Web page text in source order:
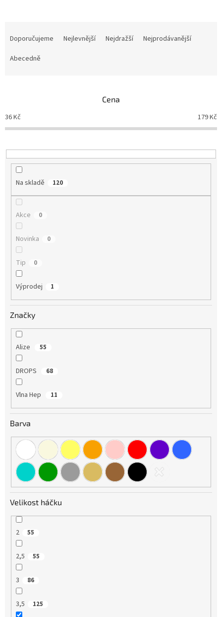
o
d
k
t
Doporučujeme Nejlevnější Nejdražší
Nejprodávanější
Abecedně
Cena
36Kč 179Kč
Na skladě 120
Akce 0
Novinka 0
Tip 0
Výprodej 1
Značky
Alize 55
DROPS 68
Vlna Hep 11
Barva
Velikost háčku
2 55
2,5 55
3 86
3,5 125